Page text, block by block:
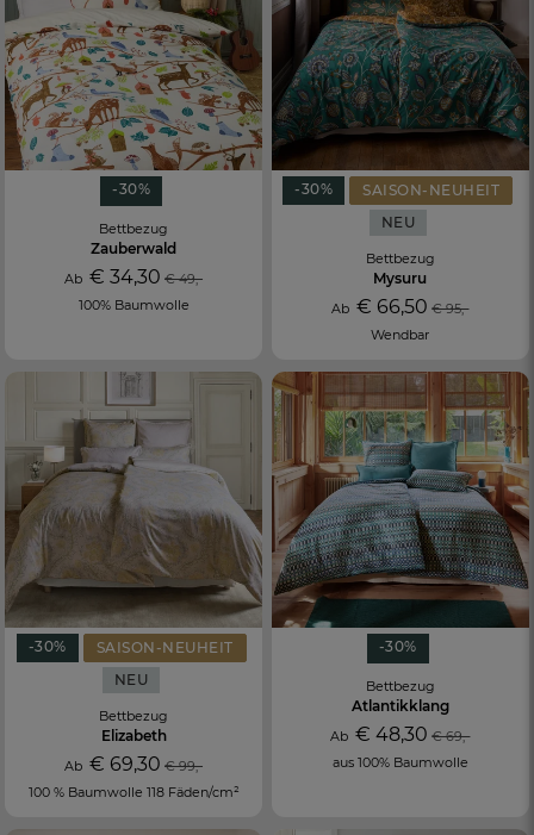
-30%
Bettbezug
Zauberwald
Ab€ 34,30 € 49,-
100% Baumwolle
-30%
SAISON-NEUHEIT
NEU
Bettbezug
Mysuru
Ab€ 66,50 € 95,-
Wendbar
-30%
SAISON-NEUHEIT
NEU
Bettbezug
Elizabeth
Ab€ 69,30 € 99,-
100 % Baumwolle 118 Fäden/cm²
-30%
Bettbezug
Atlantikklang
Ab€ 48,30 € 69,-
aus 100% Baumwolle